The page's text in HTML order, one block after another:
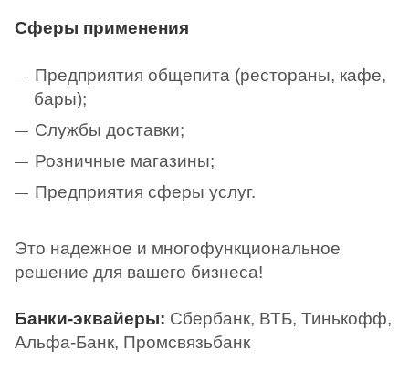
Сферы применения
Предприятия общепита (рестораны, кафе,
бары);
Службы доставки;
Розничные магазины;
Предприятия сферы услуг.
Это надежное и многофункциональное
решение для вашего бизнеса!
Банки-эквайеры: Сбербанк, ВТБ, Тинькофф,
Альфа-Банк, Промсвязьбанк